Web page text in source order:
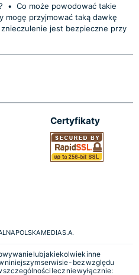
• Co może powodować takie
mogę przyjmować taką dawkę
jest bezpieczne przy
Certyfikaty
POLSKA MEDIA S.A.
lub jakiekolwiek inne
serwisie - bez względu
szczególności lecz nie wyłącznie: